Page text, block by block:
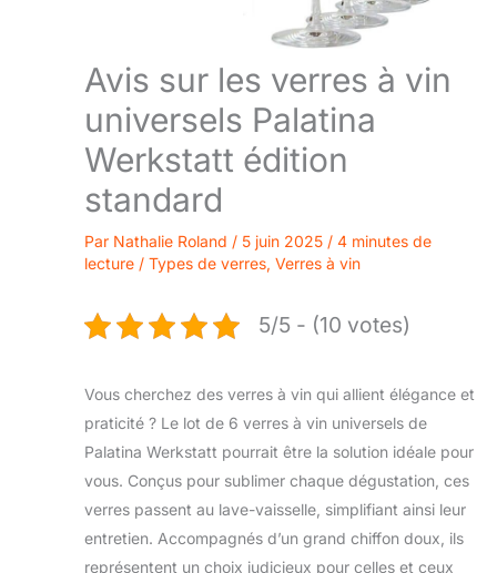
Avis sur les verres à vin
universels Palatina
Werkstatt édition
standard
Par Nathalie Roland / 5 juin 2025 / 4 minutes de
lecture / Types de verres, Verres à vin
5/5 - (10 votes)
Vous cherchez des verres à vin qui allient élégance et
praticité ? Le lot de 6 verres à vin universels de
Palatina Werkstatt pourrait être la solution idéale pour
vous. Conçus pour sublimer chaque dégustation, ces
verres passent au lave-vaisselle, simplifiant ainsi leur
entretien. Accompagnés d’un grand chiffon doux, ils
représentent un choix judicieux pour celles et ceux